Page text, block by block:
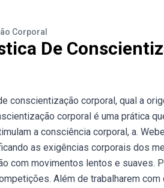
Corporal
De
conscientização corporal, qual a
corporal é uma prática
a consciência corporal, a.
as exigências corporais dos
com movimentos lentos e suaves.
Além de trabalharem